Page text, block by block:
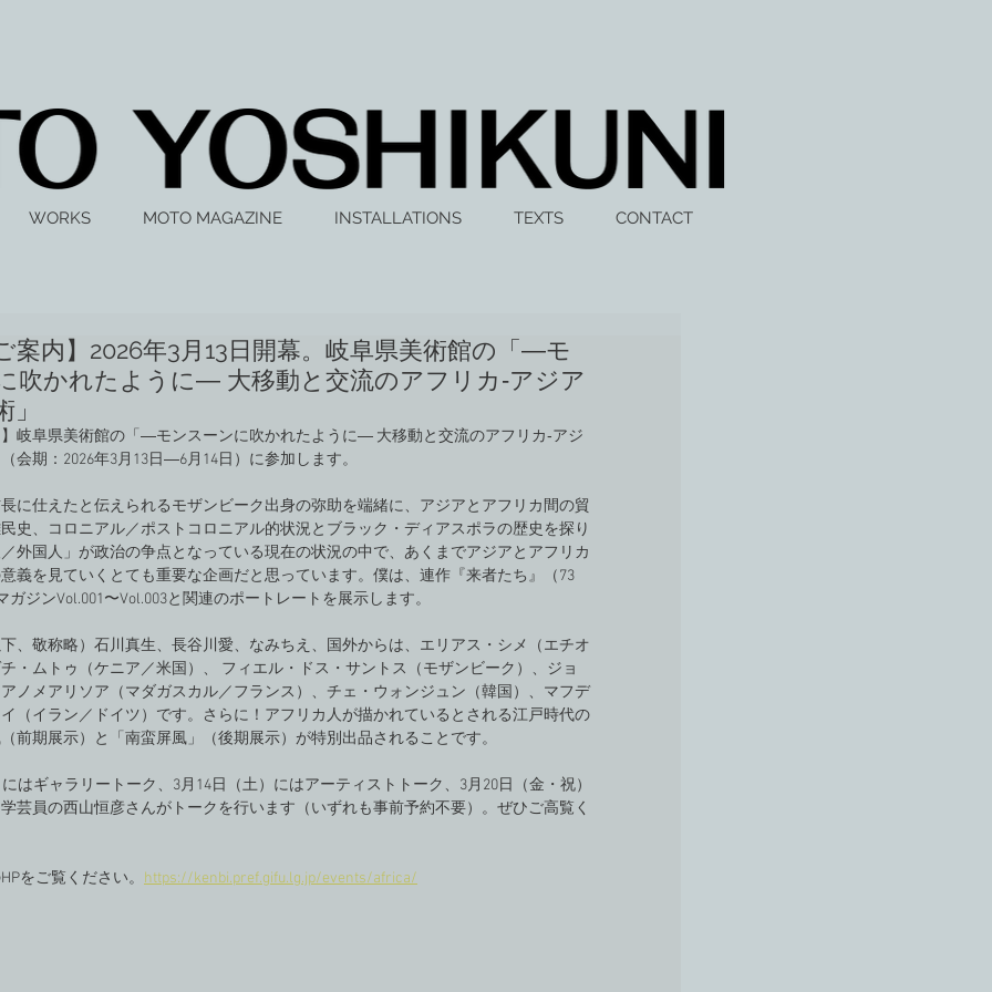
WORKS MOTO MAGAZINE INSTALLATIONS TEXTS CONTACT
案内】2026年3月13日開幕。岐阜県美術館の「―モ
吹かれたように― 大移動と交流のアフリカ‐アジア
岐阜県美術館の「―モンスーンに吹かれたように― 大移動と交流のアフリカ‐アジ
会期：2026年3月13日―6月14日）に参加します。
に仕えたと伝えられるモザンビーク出身の弥助を端緒に、アジアとアフリカ間の貿
史、コロニアル／ポストコロニアル的状況とブラック・ディアスポラの歴史を探り
外国人」が政治の争点となっている現在の状況の中で、あくまでアジアとアフリカ
義を見ていくとても重要な企画だと思っています。僕は、連作『来者たち』（73
ガジンVol.001〜Vol.003と関連のポートレートを展示します。
、敬称略）石川真生、長谷川愛、なみちえ、国外からは、エリアス・シメ（エチオ
・ムトゥ（ケニア／米国）、 フィエル・ドス・サントス（モザンビーク）、ジョ
ノメアリソア（マダガスカル／フランス）、チェ・ウォンジュン（韓国）、マフデ
（イラン／ドイツ）です。さらに！アフリカ人が描かれているとされる江戸時代の
前期展示）と「南蛮屏風」（後期展示）が特別出品されることです。
はギャラリートーク、3月14日（土）にはアーティストトーク、3月20日（金・祝）
芸員の西山恒彦さんがトークを行います（いずれも事前予約不要）。ぜひご高覧く
をご覧ください。 https://kenbi.pref.gifu.lg.jp/events/africa/